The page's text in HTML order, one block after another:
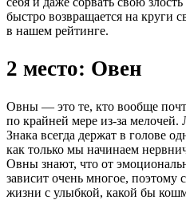
быстро возвращается на круги
в нашем рейтинге.
2 место: Овен
Овны — это те, кто вообще
по крайней мере из-за
Знака всегда держат в голове
как только мы начинаем
Овны знают, что от
зависит очень многое, поэтому
жизни с улыбкой, какой бы